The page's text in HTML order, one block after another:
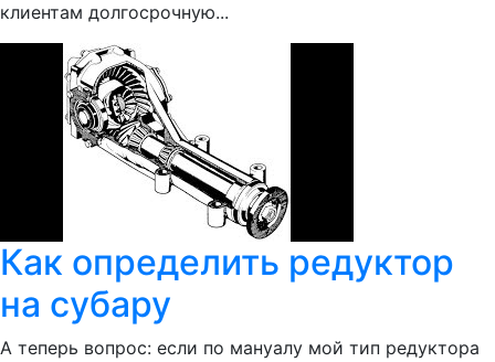
клиентам долгосрочную...
Как определить редуктор
на субару
А теперь вопрос: если по мануалу мой тип редуктора